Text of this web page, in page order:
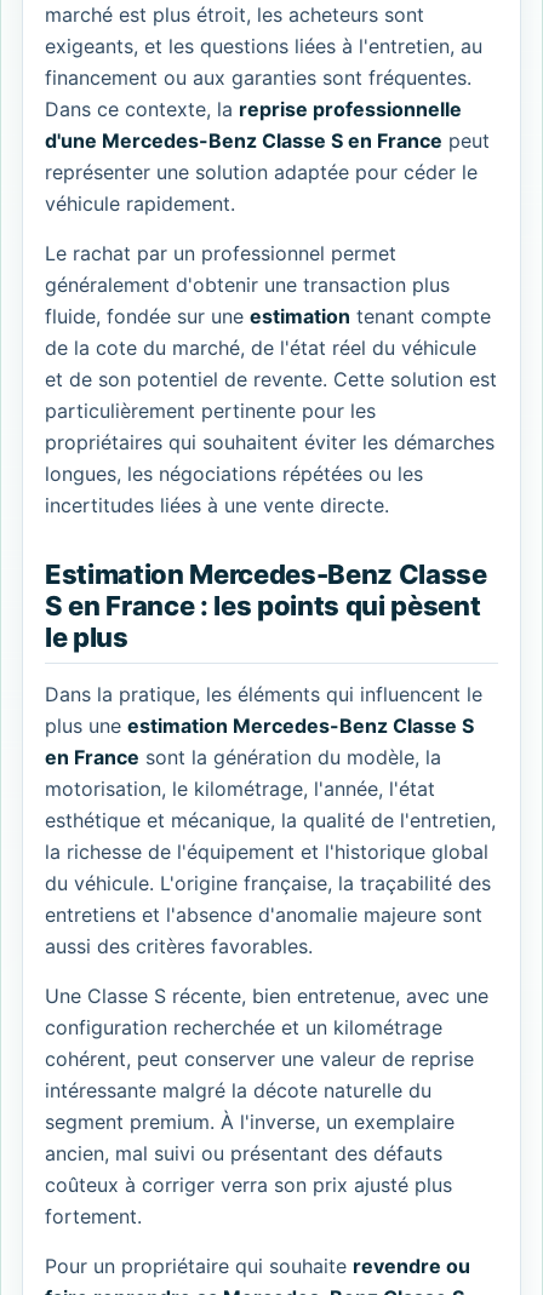
marché est plus étroit, les acheteurs sont
exigeants, et les questions liées à l'entretien, au
financement ou aux garanties sont fréquentes.
Dans ce contexte, la reprise professionnelle
d'une Mercedes-Benz Classe S en France peut
représenter une solution adaptée pour céder le
véhicule rapidement.
Le rachat par un professionnel permet
généralement d'obtenir une transaction plus
fluide, fondée sur une estimation tenant compte
de la cote du marché, de l'état réel du véhicule
et de son potentiel de revente. Cette solution est
particulièrement pertinente pour les
propriétaires qui souhaitent éviter les démarches
longues, les négociations répétées ou les
incertitudes liées à une vente directe.
Estimation Mercedes-Benz Classe
S en France : les points qui pèsent
le plus
Dans la pratique, les éléments qui influencent le
plus une estimation Mercedes-Benz Classe S
en France sont la génération du modèle, la
motorisation, le kilométrage, l'année, l'état
esthétique et mécanique, la qualité de l'entretien,
la richesse de l'équipement et l'historique global
du véhicule. L'origine française, la traçabilité des
entretiens et l'absence d'anomalie majeure sont
aussi des critères favorables.
Une Classe S récente, bien entretenue, avec une
configuration recherchée et un kilométrage
cohérent, peut conserver une valeur de reprise
intéressante malgré la décote naturelle du
segment premium. À l'inverse, un exemplaire
ancien, mal suivi ou présentant des défauts
coûteux à corriger verra son prix ajusté plus
fortement.
Pour un propriétaire qui souhaite revendre ou